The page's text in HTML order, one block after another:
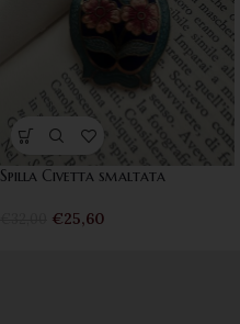
Spilla Civetta smaltata
€25,60